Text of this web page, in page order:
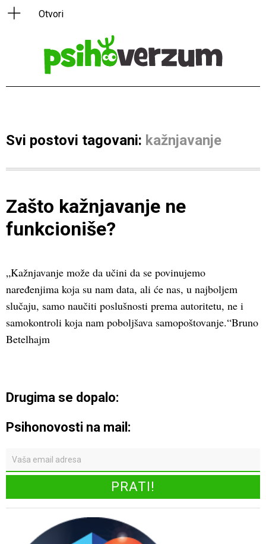
Svi postovi tagovani: kažnjavanje
Zašto kažnjavanje ne
funkcioniše?
„Kažnjavanje može da učini da se povinujemo
naređenjima koja su nam data, ali će nas, u najboljem
slučaju, samo naučiti poslušnosti prema autoritetu, ne i
samokontroli koja nam poboljšava samopoštovanje.“Bruno
Betelhajm
Drugima se dopalo:
Psihonovosti na mail: